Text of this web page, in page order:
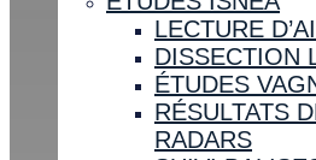
LECTURE
DISSECTION
ÉTUDES
RÉSULTATS
RADARS